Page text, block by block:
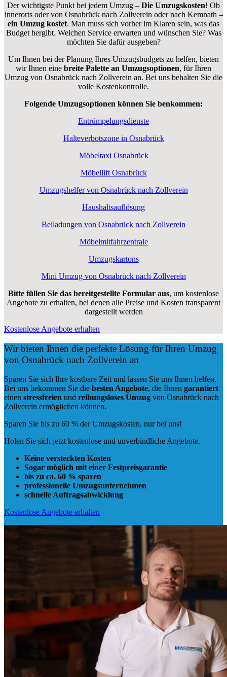
Der wichtigste Punkt bei jedem Umzug – Die Umzugskosten! Ob
innerorts oder von Osnabrück nach Zollverein oder nach Kemnath –
ein Umzug kostet. Man muss sich vorher im Klaren sein, was das
Budget hergibt. Welchen Service erwarten und wünschen Sie? Was
möchten Sie dafür ausgeben?
Um Ihnen bei der Planung Ihres Umzugsbudgets zu helfen, bieten
wir Ihnen eine breite Palette an Umzugsoptionen, für Ihren
Umzug von Osnabrück nach Zollverein an. Bei uns behalten Sie die
volle Kostenkontrolle.
Folgende Umzugsoptionen können Sie benkommen:
Entrümpelungsdienste
Halteverbotszone in Osnabrück
Möbeltaxi Osnabrück
Möbellift Osnabrück
Umzugshelfer von Osnabrück nach Zollverein
Haushaltsauflösung
Beiladungen von Osnabrück nach Zollverein
Möbelmitfahrzentrale
Umzugskartons
Mini Umzug von Osnabrück nach Zollverein
Bitte füllen Sie das bereitgestellte Formular aus, um kostenlose
Angebote zu erhalten, bei denen alle Preise und Kosten transparent
dargestellt werden
Kostenlose Angebote erhalten
Wir bieten Ihnen die perfekte Lösung für Ihren Umzug
von Osnabrück nach Zollverein an
Sparen Sie sich Ihre kostbare Zeit und lassen Sie uns Ihnen helfen.
Bei uns bekommen Sie die besten Angebote, die Ihnen garantiert
einen stressfreien und reibungsloses Umzug von Osnabrück nach
Zollverein ermöglichen können.
Sparen Sie bis zu 60 % der Umzugskosten, nur bei uns!
Holen Sie sich jetzt kostenlose und unverbindliche Angebote.
Keine versteckten Kosten
Sogar möglich mit einer Festpreisgarantie
bis zu ca. 60 % sparen
professionelle Umzugsunternehmen
schnelle Auftragsabwicklung
Kostenlose Angebote erhalten